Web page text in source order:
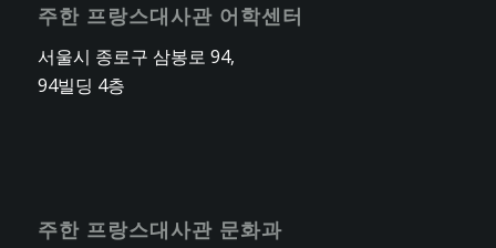
주한 프랑스대사관 어학센터
서울시 종로구 삼봉로 94,
94빌딩 4층
주한 프랑스대사관 문화과